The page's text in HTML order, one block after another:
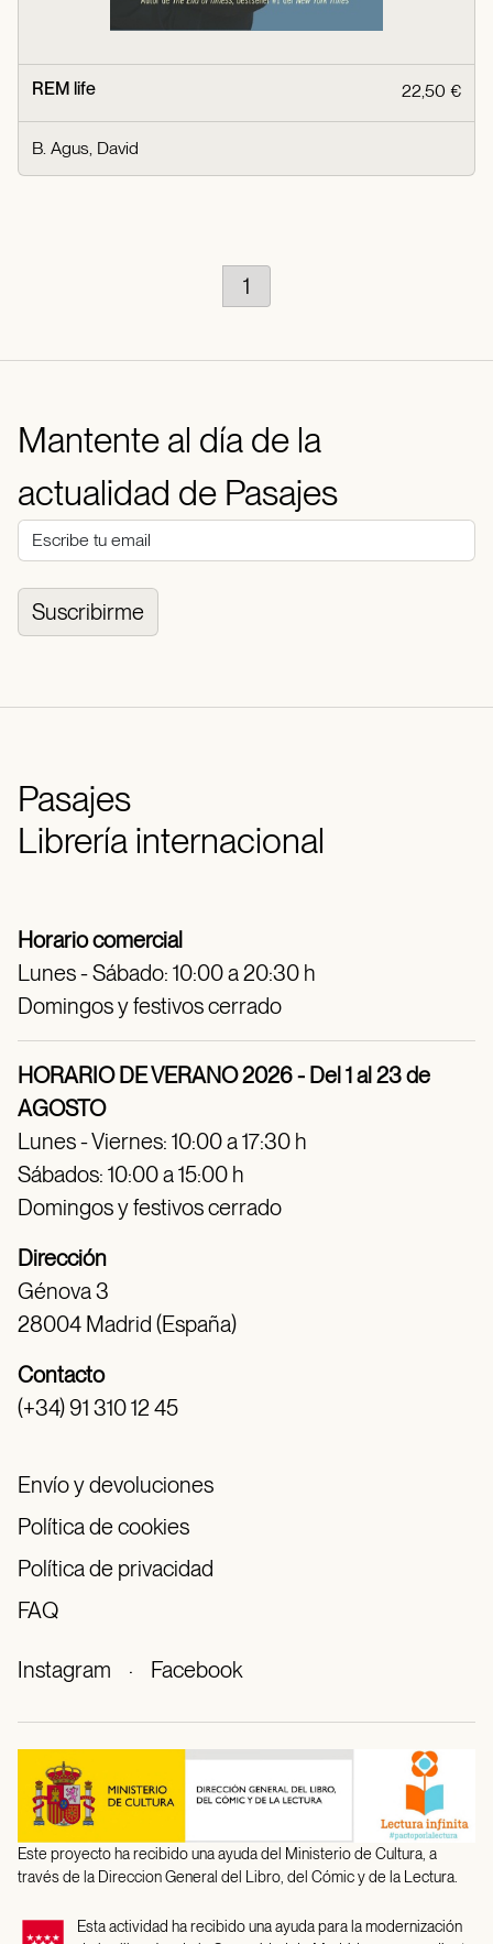
REM life 22,50 €
B. Agus, David
1
Mantente al día de la
actualidad de Pasajes
Suscribirme
Pasajes
Librería internacional
Horario comercial
Lunes - Sábado: 10:00 a 20:30 h
Domingos y festivos cerrado
HORARIO DE VERANO 2026 - Del 1 al 23 de
AGOSTO
Lunes - Viernes: 10:00 a 17:30 h
Sábados: 10:00 a 15:00 h
Domingos y festivos cerrado
Dirección
Génova 3
28004 Madrid (España)
Contacto
(+34) 91 310 12 45
Envío y devoluciones
Política de cookies
Política de privacidad
FAQ
Instagram · Facebook
Este proyecto ha recibido una ayuda del Ministerio de Cultura, a
través de la Direccion General del Libro, del Cómic y de la Lectura.
Esta actividad ha recibido una ayuda para la modernización